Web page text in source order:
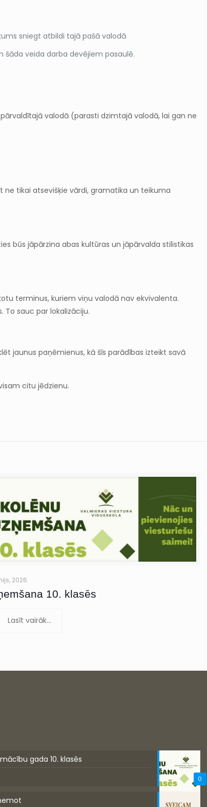
sniegt atbildi tajā pašā valodā
šāda veida darba devējiem pasaulē.
valodā (parasti dzimtajā valodā, lai gan ne
tikai atsevišķie vārdi, gramatika un teikuma
būs jāpārzina abas kultūras un jāpārvalda stilistikas
terminus, kuriem viņu valodā nav ekvivalenta.
To sauc par lokalizāciju.
jaunus paņēmienus, kā šīs parādības izteikt savā
citu jēdzienu.
2026
10. klasēs
Lasīt vairāk...
0
gada 10. klasēs